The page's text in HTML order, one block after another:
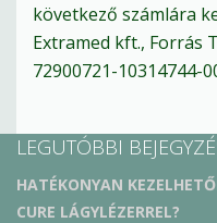
következő számlára
Extramed kft., Forrás
72900721-10314744-
LEGUTÓBBI
HATÉKONYAN
CURE LÁGYLÉZERREL?